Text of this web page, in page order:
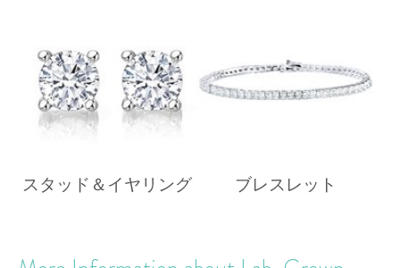
スタッド＆イヤリング ブレスレット